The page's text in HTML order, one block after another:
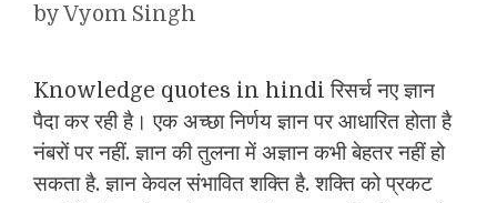
byVyom Singh
Knowledge quotes in hindi रिसर्च नए ज्ञान
पैदा कर रही है। एक अच्छा निर्णय ज्ञान पर आधारित होता है
नंबरों पर नहीं. ज्ञान की तुलना में अज्ञान कभी बेहतर नहीं हो
सकता है. ज्ञान केवल संभावित शक्ति है. शक्ति को प्रकट